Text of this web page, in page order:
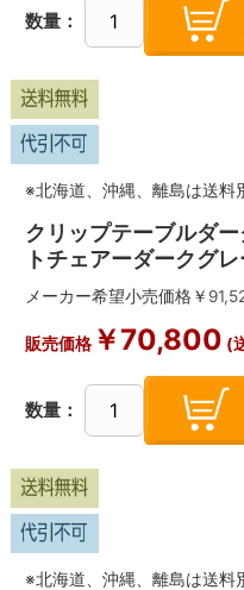
数量：
※北海道、沖縄、離島は送料
クリップテーブルダ
トチェアーダークグ
メーカー希望小売価格￥
販売価格￥70,800 (
数量：
※北海道、沖縄、離島は送料